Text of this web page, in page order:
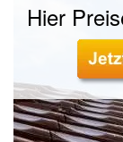
Hier